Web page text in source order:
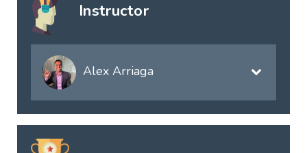
Instructor
Alex Arriaga